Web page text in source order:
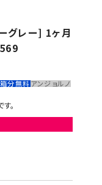
グレー] 1ヶ月
分無料アンジョルノ
。